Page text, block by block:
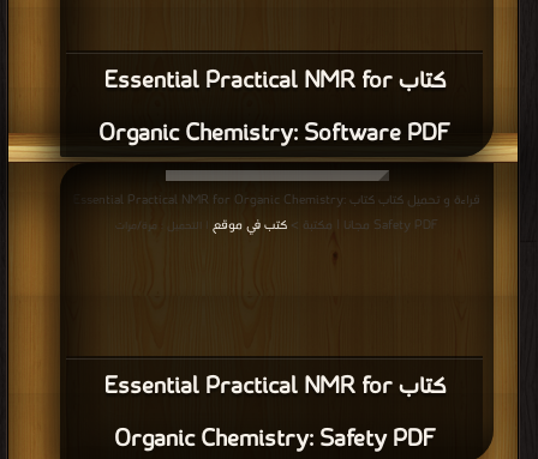
كتاب Essential Practical NMR for
Organic Chemistry: Software PDF
كتاب Essential Practical NMR for
Organic Chemistry: Safety PDF
قراءة و تحميل كتاب كتاب Essential Practical NMR for Organic Chemistry:
Safety PDF مجانا | مكتبة >
كتب في موقع | التحميل : مرة/مرات